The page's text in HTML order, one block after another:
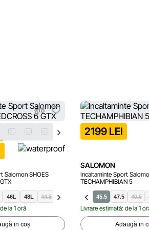
36.5
Salomon SHOES
46L 48L 44.5 49.5
la 1 oră
in coș
2199 LEI
SALOMON
Incaltaminte Sport
TECHAMPHIBIAN 5
44 45.5 47.5 40.5
Livrare estimată: de la 1
Adaugă in